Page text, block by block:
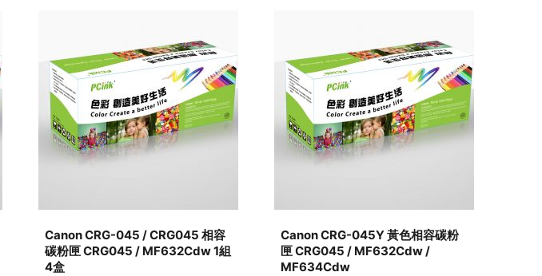
Canon CRG-045 / CRG045 相容
碳粉匣 CRG045 / MF632Cdw 1組
4盒
Canon CRG-045Y 黃色相容碳粉
匣 CRG045 / MF632Cdw /
MF634Cdw